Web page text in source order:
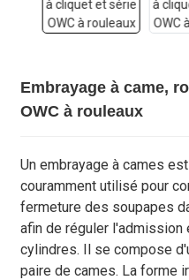
Embrayage à came,
OWC à rouleaux
Un embrayage à cames
couramment utilisé pour
fermeture des soupapes
afin de réguler l'admission
cylindres. Il se compose
paire de cames. La forme